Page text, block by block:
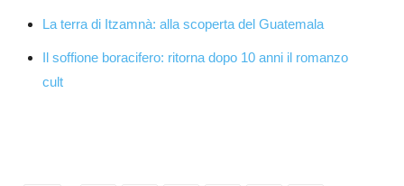
La terra di Itzamnà: alla scoperta del Guatemala
Il soffione boracifero: ritorna dopo 10 anni il romanzo
cult